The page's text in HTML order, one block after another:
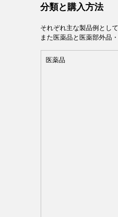
分類と購入方法
それぞれ主な製品例とし
また医薬品と医薬部外品
医薬品